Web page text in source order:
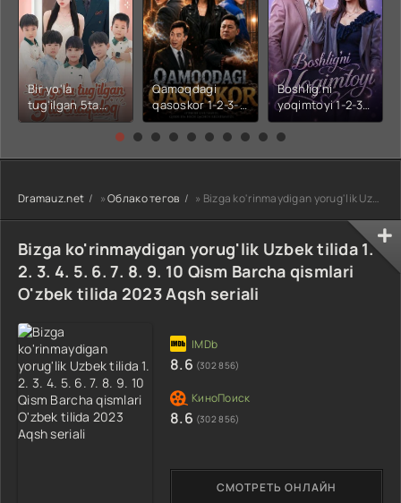
Bir yo'la
tug'ilgan 5ta
chaqaloq 1-2-3-
seriali uzbek
tilida Barcha
skachat
Qamoqdagi
qasoskor 1-2-3-
4-5-6-7-10-20-
30-50-60-70-80-
tilida Barcha
qismlar 2026 HD
Boshlig'ni
yoqimtoyi 1-2-3-
4-5-6-7-10-20-
30-50-60-70-80-
tilida Barcha
qismlar 2026 HD
Dramauz.net »Облако тегов » Bizga ko'rinmaydigan yorug'lik Uzbek tilida 1. 2. 3. 4. 5. 6. 7. 8. 9. 10 Qism Barcha qismlari O'zbe
Bizga ko'rinmaydigan yorug'lik Uzbek tilida 1.
2. 3. 4. 5. 6. 7. 8. 9. 10 Qism Barcha qismlari
O'zbek tilida 2023 Aqsh seriali
СМОТРЕТЬ ОНЛАЙН
8.6 (302 856)
8.6 (302 856)